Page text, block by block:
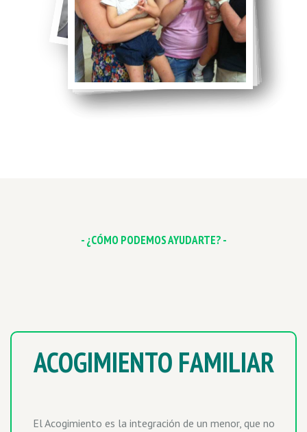
- ¿CÓMO PODEMOS AYUDARTE? -
ACOGIMIENTO FAMILIAR
El Acogimiento es la integración de un menor, que no